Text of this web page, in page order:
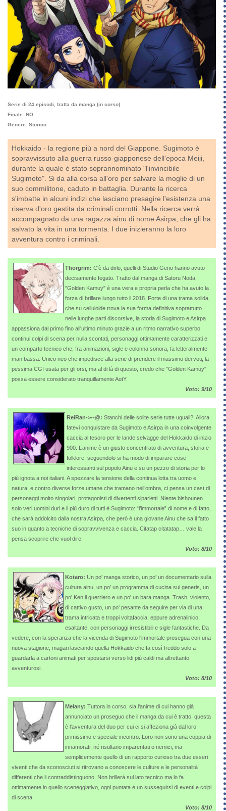
Serie di 24 episodi, tratta da manga (in corso)
Finale: NO
Genere: Storico
Hokkaido - la regione più a nord del Giappone. Sugimoto è
sopravvissuto alla guerra russo-giapponese dell'epoca Meiji,
durante la quale è stato soprannominato "l'invincibile
Sugimoto". Si da alla corsa all'oro per salvare la moglie di un
suo commilitone, caduto in battaglia. Durante la ricerca
s'imbatte in alcuni indizi che lasciano presagire l'esistenza una
riserva d'oro gestita da criminali corrotti. Nella ricerca verrà
accompagnato da una ragazza ainu di nome Asirpa, che gli ha
salvato la vita in una tormenta. I due inizieranno la loro
avventura contro i criminali.
Thorgrim: C'è da dirlo, quelli di Studio Geno hanno avuto
decisamente fegato. Tratto dal manga di Satoru Noda,
"Golden Kamuy" è una vera e propria perla che ha avuto la
forza di brillare lungo tutto il 2018. Forte di una trama solida,
che su celluloide trova la sua forma definitiva soprattutto
nelle lunghe parti discorsive, la storia di Sugimoto e Asirpa
appassiona dal primo fino all'ultimo minuto grazie a un ritmo narrativo superbo,
continui colpi di scena per nulla scontati, personaggi ottimamente caratterizzati e
un comparto tecnico che, fra animazioni, sigle e colonna sonora, fa letteralmente
man bassa. Unico neo che impedisce alla serie di prendere il massimo dei voti, la
pessima CGI usata per gli orsi, ma al di là di questo, credo che "Golden Kamuy"
possa essere considerato tranquillamente AotY.
Voto: 9/10
ReiRan->--@: Stanchi delle solite serie tutte uguali?! Allora
fatevi conquistare da Sugimoto e Asirpa in una coinvolgente
caccia al tesoro per le lande selvagge del Hokkaido di inizio
900. L’anime è un giusto concentrato di avventura, storia e
folklore, seguendolo si ha modo di imparare cose
interessanti sul popolo Ainu e su un pezzo di storia per lo
più ignota a noi italiani. A spezzare la tensione della continua lotta tra uomo e
natura, e contro diverse forze umane che tramano nell’ombra, ci pensa un cast di
personaggi molto singolari, protagonisti di divertenti siparietti. Niente bishounen
solo veri uomini duri e il più duro di tutti è Sugimoto: “l’immortale” di nome e di fatto,
che sarà addolcito dalla nostra Asirpa, che però è una giovane Ainu che sa il fatto
suo in quanto a tecniche di sopravvivenza e caccia. Citatap citatatap… vale la
pensa scoprire che vuol dire.
Voto: 8/10
Kotaro: Un po' manga storico, un po' un documentario sulla
cultura ainu, un po' un programma di cucina sui generis, un
po' Ken il guerriero e un po' un bara manga. Trash, violento,
di cattivo gusto, un po' pesante da seguire per via di una
trama intricata e troppi voltafaccia, eppure adrenalinico,
esaltante, con personaggi irresistibili e sigle fantastiche. Da
vedere, con la speranza che la vicenda di Sugimoto l'immortale prosegua con una
nuova stagione, magari lasciando quella Hokkaido che fa così freddo solo a
guardarla a cartoni animati per spostarsi verso lidi più caldi ma altrettanto
avventurosi.
Voto: 8/10
Melany: Tuttora in corso, sia l'anime di cui hanno già
annunciato un proseguo che il manga da cui è tratto, questa
è l'avventura del duo per cui ci si affeziona già dal loro
primissimo e speciale incontro. Loro non sono una coppia di
innamorati, né risultano imparentati o nemici, ma
semplicemente quello di un rapporto curioso tra due esseri
viventi che da sconosciuti si ritrovano a conoscere le culture e le personalità
differenti che li contraddistinguono. Non brillerà sul lato tecnico ma lo fa
ottimamente in quello sceneggiativo, ogni puntata è un susseguirsi di eventi e colpi
di scena.
Voto: 8/10